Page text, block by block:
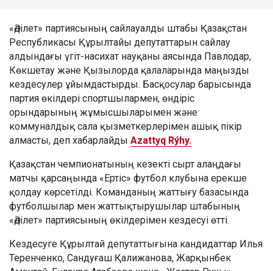
«Әділет» партиясының сайлауалды штабы Қазақстан
Республикасы Құрылтайы депутаттарын сайлау
алдындағы үгіт-насихат науқаны аясында Павлодар,
Көкшетау және Қызылорда қалаларында маңызды
кездесулер ұйымдастырды. Басқосулар барысында
партия өкілдері спортшылармен, өндіріс
орындарының жұмысшыларымен және
коммуналдық сала қызметкерлерімен ашық пікір
алмасты, деп хабарлайды Azattyq Rýhy.
Қазақстан чемпионатының кезекті сырт алаңдағы
матчы қарсаңында «Ертіс» футбол клубына ерекше
қолдау көрсетілді. Команданың жаттығу базасында
футболшылар мен жаттықтырушылар штабының
«Әділет» партиясының өкілдерімен кездесуі өтті.
Кездесуге Құрылтай депутаттығына кандидаттар Илья
Теренченко, Сандуғаш Қалижанова, Жарқынбек